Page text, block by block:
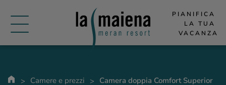
PIANIFICA
LA TUA
VACANZA
Camere e prezzi Camera doppia Comfort Superior